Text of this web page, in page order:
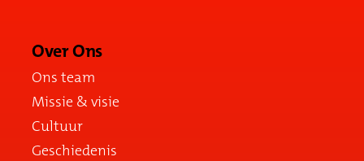
Over Ons
Ons team
Missie & visie
Cultuur
Geschiedenis